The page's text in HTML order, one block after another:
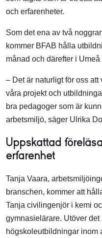
och erfarenheter.
Som det ena av två
kommer BFAB hålla
månad och därefter i Umeå
– Det är naturligt för oss
våra projekt och
bra pedagoger som är
arbetsmiljö, säger Ulrika
Uppskattad
erfarenhet
Tanja Vaara,
branschen, kommer att
Tanja civilingenjör i kemi
gymnasielärare. Utöver det
högskoleutbildningar inom